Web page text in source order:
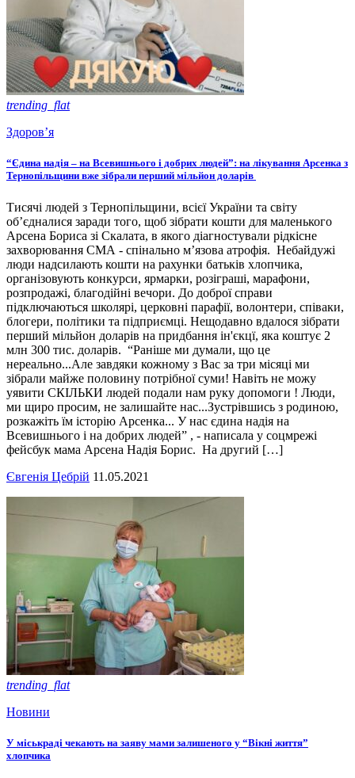
trending_flat
Здоров’я
“Єдина надія – на Всевишнього і добрих людей”: на лікування Арсенка з
Тернопільщини вже зібрали перший мільйон доларів
Тисячі людей з Тернопільщини, всієї України та світу
об’єдналися заради того, щоб зібрати кошти для маленького
Арсена Бориса зі Скалата, в якого діагностували рідкісне
захворювання СМА - спінально м’язова атрофія. Небайдужі
люди надсилають кошти на рахунки батьків хлопчика,
організовують конкурси, ярмарки, розіграші, марафони,
розпродажі, благодійні вечори. До доброї справи
підключаються школярі, церковні парафії, волонтери, співаки,
блогери, політики та підприємці. Нещодавно вдалося зібрати
перший мільйон доларів на придбання ін'єкцї, яка коштує 2
млн 300 тис. доларів. “Раніше ми думали, що це
нереально...Але завдяки кожному з Вас за три місяці ми
зібрали майже половину потрібної суми! Навіть не можу
уявити СКІЛЬКИ людей подали нам руку допомоги ! Люди,
ми щиро просим, не залишайте нас...Зустрівшись з родиною,
розкажіть їм історію Арсенка... У нас єдина надія на
Всевишнього і на добрих людей” , - написала у соцмрежі
фейсбук мама Арсена Надія Борис. На другий […]
Євгенія Цебрій 11.05.2021
trending_flat
Новини
У міськраді чекають на заяву мами залишеного у “Вікні життя”
хлопчика